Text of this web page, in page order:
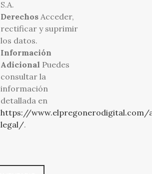
S.A.
DerechosAcceder,
rectificar y suprimir
los datos.
Información
Adicional Puedes
consultar la
información
detallada en
https://www.elpregonerodigital.com/
legal/.